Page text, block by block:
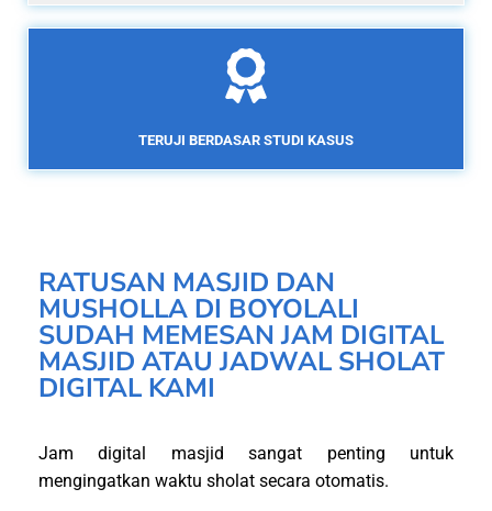
TERUJI BERDASAR STUDI KASUS
RATUSAN MASJID DAN
MUSHOLLA DI BOYOLALI
SUDAH MEMESAN JAM DIGITAL
MASJID ATAU JADWAL SHOLAT
DIGITAL KAMI
Jam digital masjid sangat penting untuk
mengingatkan waktu sholat secara otomatis.